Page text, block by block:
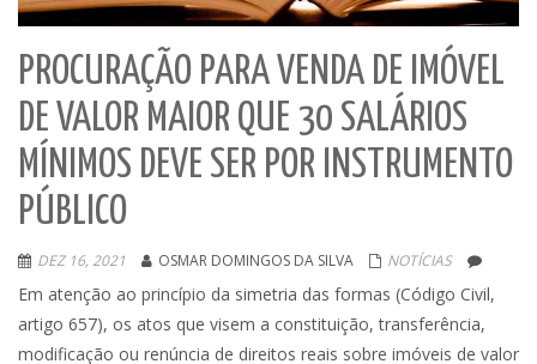
PROCURAÇÃO PARA VENDA DE IMÓVEL
DE VALOR MAIOR QUE 30 SALÁRIOS
MÍNIMOS DEVE SER POR INSTRUMENTO
PÚBLICO
DEZ 16, 2021 OSMAR DOMINGOS DA SILVA NOTÍCIAS
Em atenção ao princípio da simetria das formas (Código Civil,
artigo 657), os atos que visem a constituição, transferência,
modificação ou renúncia de direitos reais sobre imóveis de valor